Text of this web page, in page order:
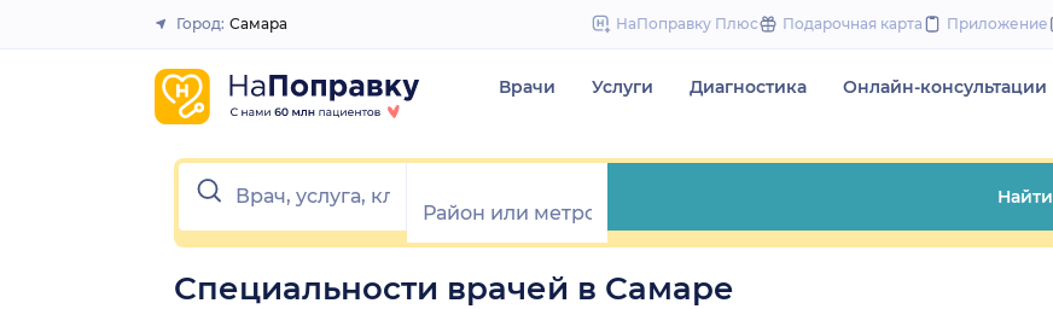
to
Закрыть
Город: Самара НаПоправку Плюс Подарочная карта Приложение
Врачи Услуги Диагностика Онлайн-консультации
Найти
Специальности врачей в Самаре